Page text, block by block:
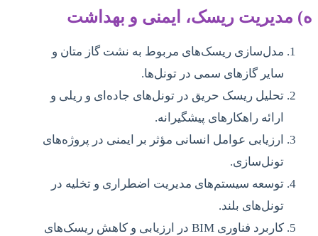
ه) مدیریت ریسک، ایمنی و بهداشت
مدل‌سازی ریسک‌های مربوط به نشت گاز متان و
سایر گازهای سمی در تونل‌ها.
تحلیل ریسک حریق در تونل‌های جاده‌ای و ریلی و
ارائه راهکارهای پیشگیرانه.
ارزیابی عوامل انسانی مؤثر بر ایمنی در پروژه‌های
تونل‌سازی.
توسعه سیستم‌های مدیریت اضطراری و تخلیه در
تونل‌های بلند.
کاربرد فناوری BIM در ارزیابی و کاهش ریسک‌های